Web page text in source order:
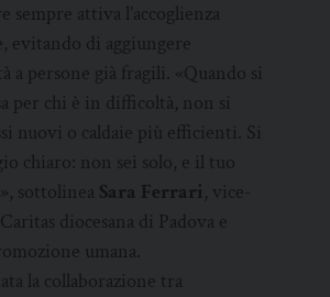
sempre attiva l’accoglienza
evitando di aggiungere
a persone già fragili. «Quando si
per chi è in difficoltà, non si
nuovi o caldaie più efficienti. Si
chiaro: non sei solo, e il tuo
sottolinea Sara Ferrari, vice-
diocesana di Padova e
umana.
la collaborazione tra